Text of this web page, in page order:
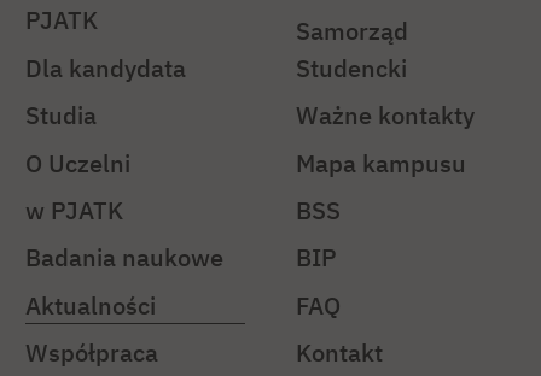
PJATK
Dla kandydata
Studia
O Uczelni
w PJATK
Badania naukowe
Aktualności
Współpraca
Samorząd
Studencki
Ważne kontakty
Mapa kampusu
BSS
BIP
FAQ
Kontakt